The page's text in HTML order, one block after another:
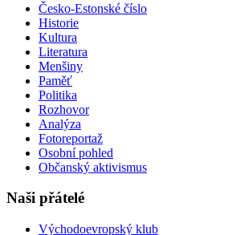
Česko-Estonské číslo
Historie
Kultura
Literatura
Menšiny
Paměť
Politika
Rozhovor
Analýza
Fotoreportaž
Osobní pohled
Občanský aktivismus
Naši přátelé
Východoevropský klub